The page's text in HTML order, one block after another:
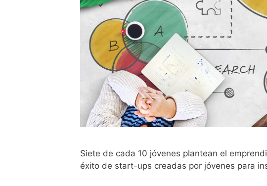
Siete de cada 10 jóvenes plantean el
éxito de start-ups creadas por jóvenes para